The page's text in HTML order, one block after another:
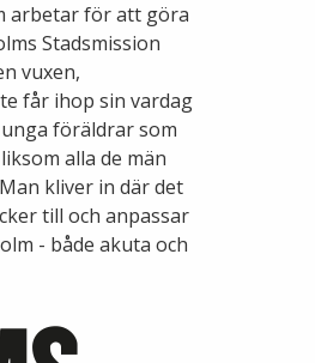
arbetar för att göra
Stadsmission
vuxen,
får ihop sin vardag
föräldrar som
alla de män
kliver in där det
till och anpassar
- både akuta och